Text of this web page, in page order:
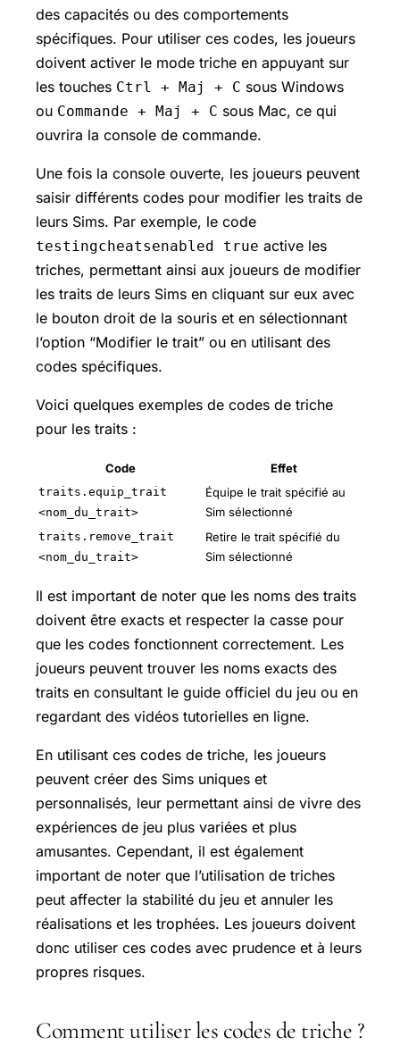
des capacités ou des comportements
spécifiques. Pour utiliser ces codes, les joueurs
doivent activer le mode triche en appuyant sur
les touches Ctrl + Maj + C sous Windows
ou Commande + Maj + C sous Mac, ce qui
ouvrira la console de commande.
Une fois la console ouverte, les joueurs peuvent
saisir différents codes pour modifier les traits de
leurs Sims. Par exemple, le code
testingcheatsenabled true active les
triches, permettant ainsi aux joueurs de modifier
les traits de leurs Sims en cliquant sur eux avec
le bouton droit de la souris et en sélectionnant
l’option “Modifier le trait” ou en utilisant des
codes spécifiques.
Voici quelques exemples de codes de triche
pour les traits :
Code Effet
traits.equip_trait
<nom_du_trait>
Équipe le trait spécifié au
Sim sélectionné
traits.remove_trait
<nom_du_trait>
Retire le trait spécifié du
Sim sélectionné
Il est important de noter que les noms des traits
doivent être exacts et respecter la casse pour
que les codes fonctionnent correctement. Les
joueurs peuvent trouver les noms exacts des
traits en consultant le guide officiel du jeu ou en
regardant des vidéos tutorielles en ligne.
En utilisant ces codes de triche, les joueurs
peuvent créer des Sims uniques et
personnalisés, leur permettant ainsi de vivre des
expériences de jeu plus variées et plus
amusantes. Cependant, il est également
important de noter que l’utilisation de triches
peut affecter la stabilité du jeu et annuler les
réalisations et les trophées. Les joueurs doivent
donc utiliser ces codes avec prudence et à leurs
propres risques.
Comment utiliser les codes de triche ?